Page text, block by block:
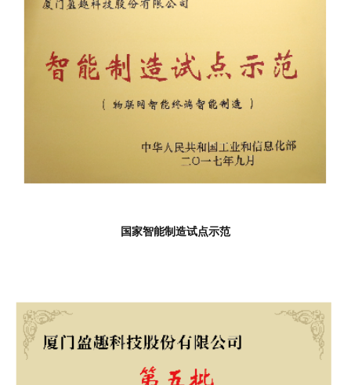
国家智能制造试点示范